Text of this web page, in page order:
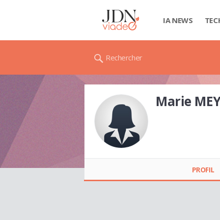
IA NEWS
Rechercher
Marie
PROFIL